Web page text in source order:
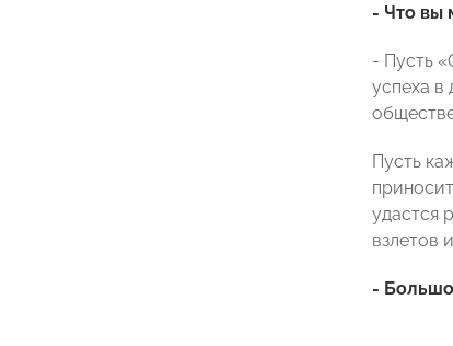
- Что вы
- Пусть
успеха в
Пусть
удастся
взлетов
-